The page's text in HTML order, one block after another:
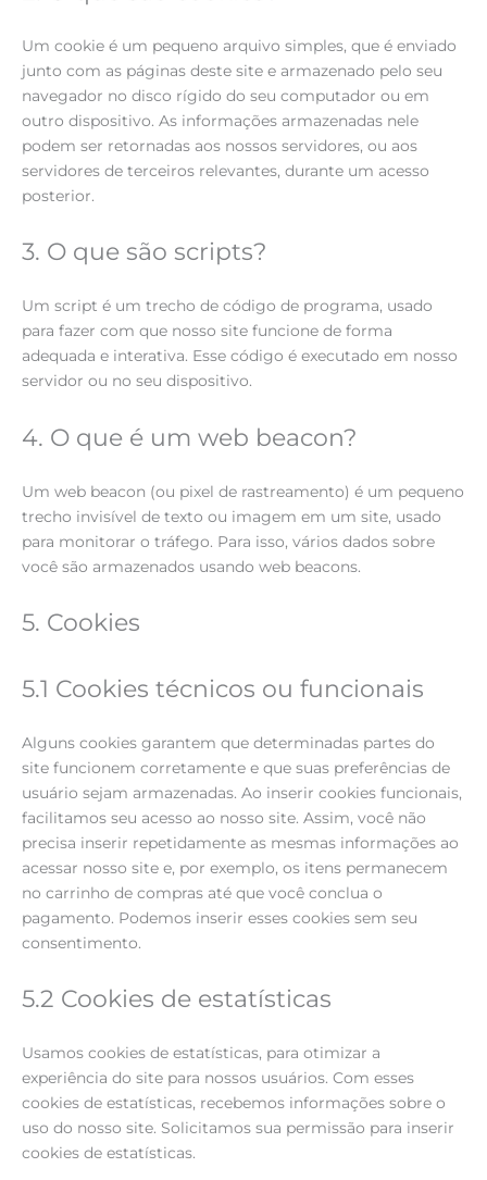
Um cookie é um pequeno arquivo simples, que é enviado
junto com as páginas deste site e armazenado pelo seu
navegador no disco rígido do seu computador ou em
outro dispositivo. As informações armazenadas nele
podem ser retornadas aos nossos servidores, ou aos
servidores de terceiros relevantes, durante um acesso
posterior.
3. O que são scripts?
Um script é um trecho de código de programa, usado
para fazer com que nosso site funcione de forma
adequada e interativa. Esse código é executado em nosso
servidor ou no seu dispositivo.
4. O que é um web beacon?
Um web beacon (ou pixel de rastreamento) é um pequeno
trecho invisível de texto ou imagem em um site, usado
para monitorar o tráfego. Para isso, vários dados sobre
você são armazenados usando web beacons.
5. Cookies
5.1 Cookies técnicos ou funcionais
Alguns cookies garantem que determinadas partes do
site funcionem corretamente e que suas preferências de
usuário sejam armazenadas. Ao inserir cookies funcionais,
facilitamos seu acesso ao nosso site. Assim, você não
precisa inserir repetidamente as mesmas informações ao
acessar nosso site e, por exemplo, os itens permanecem
no carrinho de compras até que você conclua o
pagamento. Podemos inserir esses cookies sem seu
consentimento.
5.2 Cookies de estatísticas
Usamos cookies de estatísticas, para otimizar a
experiência do site para nossos usuários. Com esses
cookies de estatísticas, recebemos informações sobre o
uso do nosso site. Solicitamos sua permissão para inserir
cookies de estatísticas.